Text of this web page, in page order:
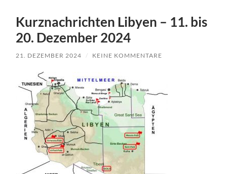
Kurznachrichten Libyen – 11. bis
20. Dezember 2024
21. DEZEMBER 2024 / KEINE KOMMENTARE